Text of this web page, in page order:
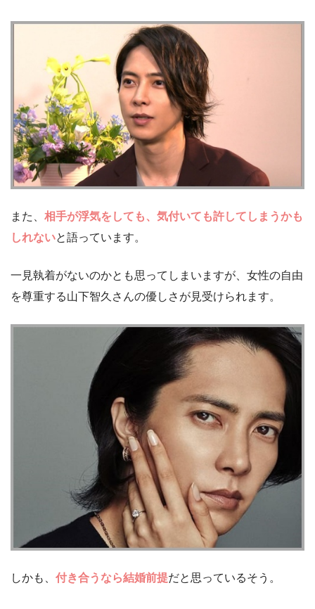
また、 相手が浮気をしても、気付いても許してしまうかも
しれないと語っています。
一見執着がないのかとも思ってしまいますが、女性の自由
を尊重する山下智久さんの優しさが見受けられます。
しかも、 付き合うなら結婚前提だと思っているそう。